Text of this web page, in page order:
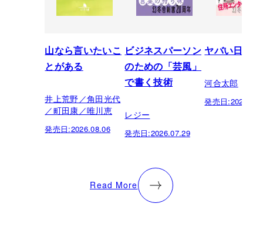
山なら言いたいこ
とがある
井上荒野／角田光代
／町田康／唯川恵
発売日:2026.08.06
ビジネスパーソン
のための「芸風」
で書く技術
レジー
発売日:2026.07.29
ヤバい日本
河合太郎
発売日:
Read More